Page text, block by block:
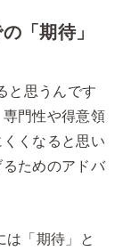
「期待」
と思うんです
門性や得意領
くなると思い
ためのアドバ
は「期待」と